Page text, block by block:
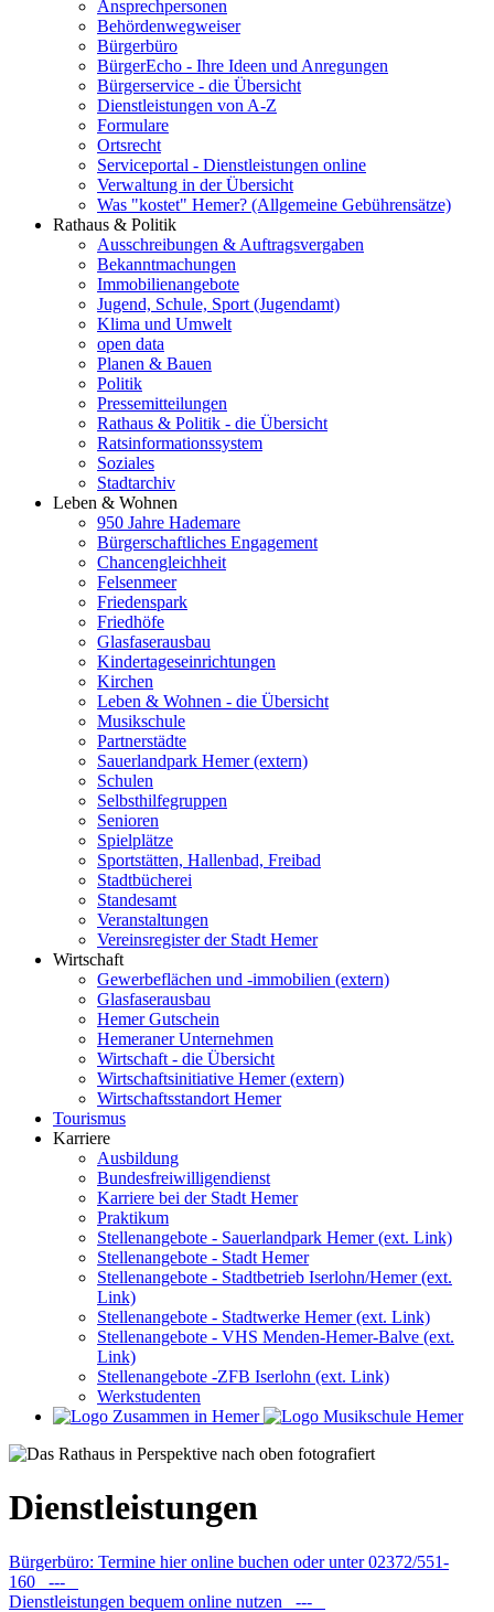
Ansprechpersonen
Behördenwegweiser
Bürgerbüro
BürgerEcho - Ihre Ideen und Anregungen
Bürgerservice - die Übersicht
Dienstleistungen von A-Z
Formulare
Ortsrecht
Serviceportal - Dienstleistungen online
Verwaltung in der Übersicht
Was "kostet" Hemer? (Allgemeine Gebührensätze)
Rathaus & Politik
Ausschreibungen & Auftragsvergaben
Bekanntmachungen
Immobilienangebote
Jugend, Schule, Sport (Jugendamt)
Klima und Umwelt
open data
Planen & Bauen
Politik
Pressemitteilungen
Rathaus & Politik - die Übersicht
Ratsinformationssystem
Soziales
Stadtarchiv
Leben & Wohnen
950 Jahre Hademare
Bürgerschaftliches Engagement
Chancengleichheit
Felsenmeer
Friedenspark
Friedhöfe
Glasfaserausbau
Kindertageseinrichtungen
Kirchen
Leben & Wohnen - die Übersicht
Musikschule
Partnerstädte
Sauerlandpark Hemer (extern)
Schulen
Selbsthilfegruppen
Senioren
Spielplätze
Sportstätten, Hallenbad, Freibad
Stadtbücherei
Standesamt
Veranstaltungen
Vereinsregister der Stadt Hemer
Wirtschaft
Gewerbeflächen und -immobilien (extern)
Glasfaserausbau
Hemer Gutschein
Hemeraner Unternehmen
Wirtschaft - die Übersicht
Wirtschaftsinitiative Hemer (extern)
Wirtschaftsstandort Hemer
Tourismus
Karriere
Ausbildung
Bundesfreiwilligendienst
Karriere bei der Stadt Hemer
Praktikum
Stellenangebote - Sauerlandpark Hemer (ext. Link)
Stellenangebote - Stadt Hemer
Stellenangebote - Stadtbetrieb Iserlohn/Hemer (ext.
Link)
Stellenangebote - Stadtwerke Hemer (ext. Link)
Stellenangebote - VHS Menden-Hemer-Balve (ext.
Link)
Stellenangebote -ZFB Iserlohn (ext. Link)
Werkstudenten
Dienstleistungen
Bürgerbüro: Termine hier online buchen oder unter 02372/551-
160 ---
Dienstleistungen bequem online nutzen ---